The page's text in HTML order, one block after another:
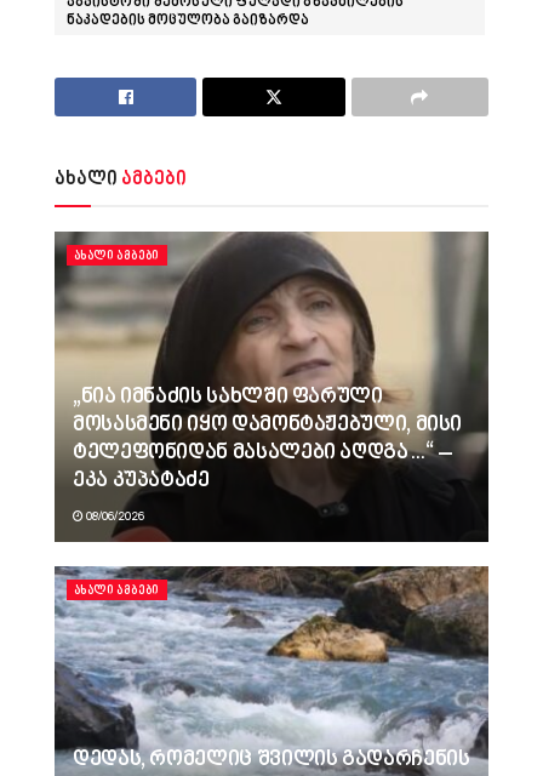
ნაკადების მოცულობა გაიზარდა
ახალი ამბები
ᲐᲮᲐᲚᲘ ᲐᲛᲑᲔᲑᲘ
„ნია იმნაძის სახლში ფარული
მოსასმენი იყო დამონტაჟებული, მისი
ტელეფონიდან მასალები აღდგა…“ –
ეკა კუპატაძე
08/06/2026
ᲐᲮᲐᲚᲘ ᲐᲛᲑᲔᲑᲘ
დედას, რომელიც შვილის გადარჩენის